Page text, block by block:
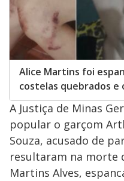
Alice Martins foi
costelas quebrados
A Justiça de Minas
popular o garçom
Souza, acusado de
resultaram na morte
Martins Alves,